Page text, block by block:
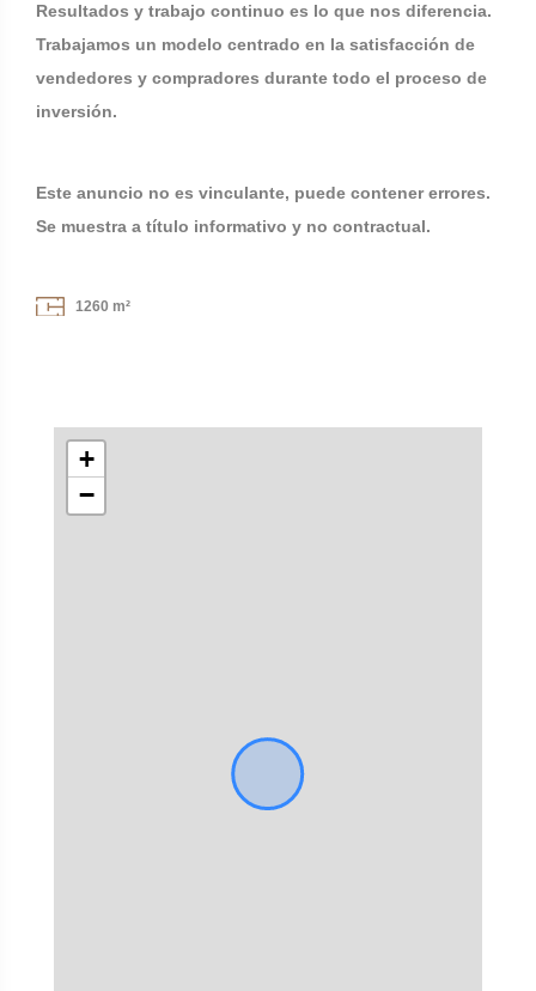
Resultados y trabajo continuo es lo que nos diferencia.
Trabajamos un modelo centrado en la satisfacción de
vendedores y compradores durante todo el proceso de
inversión.
Este anuncio no es vinculante, puede contener errores.
Se muestra a título informativo y no contractual.
1260 m²
+
−